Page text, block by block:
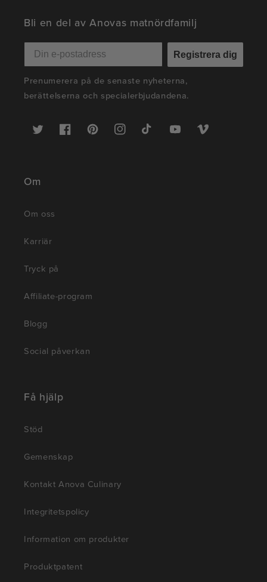
Bli en del av Anovas matnördfamilj
Registrera dig
Prenumerera på de senaste nyheterna,
berättelserna och specialerbjudandena.
Twitter FacebookPinterestInstagramTikTok YouTubeVimeo
Om
Om oss
Karriär
Tryck på
Affiliate-program
Blogg
Social påverkan
Få hjälp
Stöd
Gemenskap
Kontakt Anova Culinary
Integritetspolicy
Information om produkter
Produktpatent